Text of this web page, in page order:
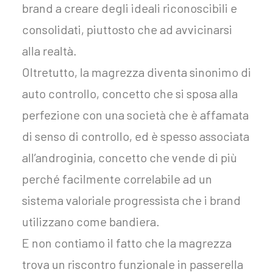
brand a creare degli ideali riconoscibili e
consolidati, piuttosto che ad avvicinarsi
alla realtà.
Oltretutto, la magrezza diventa sinonimo di
auto controllo, concetto che si sposa alla
perfezione con una società che è affamata
di senso di controllo, ed è spesso associata
all’androginia, concetto che vende di più
perché facilmente correlabile ad un
sistema valoriale progressista che i brand
utilizzano come bandiera.
E non contiamo il fatto che la magrezza
trova un riscontro funzionale in passerella